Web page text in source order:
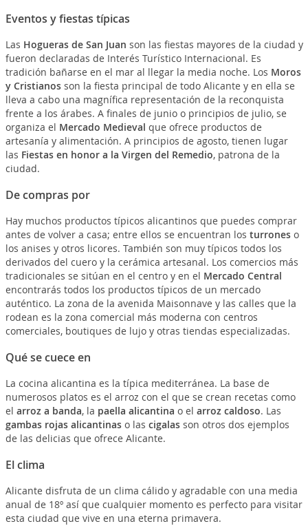
Eventos y fiestas típicas
Las Hogueras de San Juan son las fiestas mayores de la ciudad y
fueron declaradas de Interés Turístico Internacional. Es
tradición bañarse en el mar al llegar la media noche. Los Moros
y Cristianosson la fiesta principal de todo Alicante y en ella se
lleva a cabo una magnífica representación de la reconquista
frente a los árabes. A finales de junio o principios de julio, se
organiza el Mercado Medieval que ofrece productos de
artesanía y alimentación. A principios de agosto, tienen lugar
las Fiestas en honor a la Virgen del Remedio, patrona de la
ciudad.
De compras por
Hay muchos productos típicos alicantinos que puedes comprar
antes de volver a casa; entre ellos se encuentran los turroneso
los anises y otros licores. También son muy típicos todos los
derivados del cuero y la cerámica artesanal. Los comercios más
tradicionales se sitúan en el centro y en el Mercado Central
encontrarás todos los productos típicos de un mercado
auténtico. La zona de la avenida Maisonnave y las calles que la
rodean es la zona comercial más moderna con centros
comerciales, boutiques de lujo y otras tiendas especializadas.
Qué se cuece en
La cocina alicantina es la típica mediterránea. La base de
numerosos platos es el arroz con el que se crean recetas como
el arroz a banda, la paella alicantina o el arroz caldoso. Las
gambas rojas alicantinaso las cigalasson otros dos ejemplos
de las delicias que ofrece Alicante.
El clima
Alicante disfruta de un clima cálido y agradable con una media
anual de 18º así que cualquier momento es perfecto para visitar
esta ciudad que vive en una eterna primavera.